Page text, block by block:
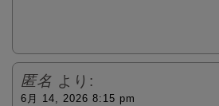
匿名 より:
6月 14, 2026 8:15 pm